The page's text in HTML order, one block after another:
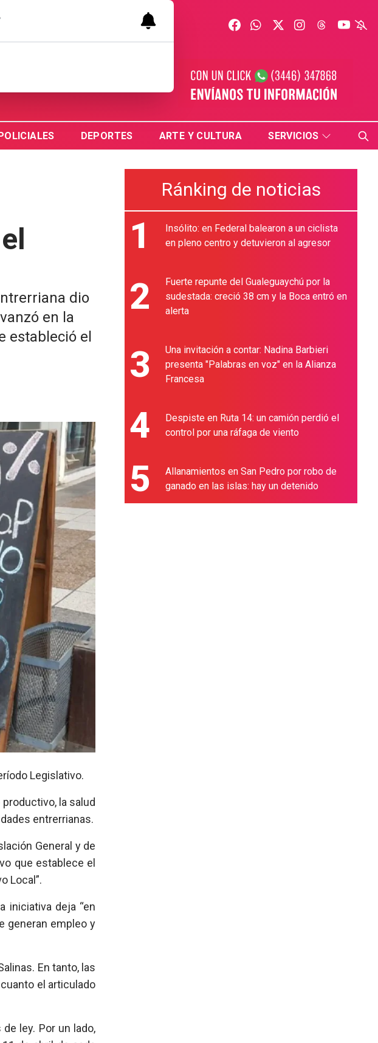
DEPORTES ARTE Y CULTURA SERVICIOS
dio
en la
estableció el
Legislativo.
la salud
entrerrianas.
General y de
que establece el
Local”.
iniciativa deja “en
generan empleo y
En tanto, las
el articulado
ley. Por un lado,
Ránking de noticias
1
Insólito: en Federal balearon a un ciclista
en pleno centro y detuvieron al agresor
2
Fuerte repunte del Gualeguaychú por la
sudestada: creció 38 cm y la Boca entró en
alerta
3
Una invitación a contar: Nadina Barbieri
presenta "Palabras en voz" en la Alianza
Francesa
4
Despiste en Ruta 14: un camión perdió el
control por una ráfaga de viento
5
Allanamientos en San Pedro por robo de
ganado en las islas: hay un detenido